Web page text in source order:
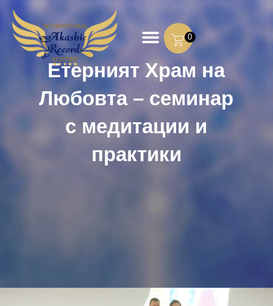
0
Етерният Храм на
Любовта – семинар
с медитации и
практики